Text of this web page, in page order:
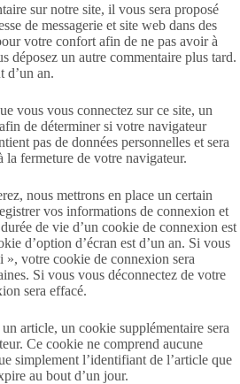
sur notre site, il vous sera proposé
de messagerie et site web dans des
votre confort afin de ne pas avoir à
déposez un autre commentaire plus tard.
d’un an.
vous vous connectez sur ce site, un
de déterminer si votre navigateur
pas de données personnelles et sera
la fermeture de votre navigateur.
nous mettrons en place un certain
vos informations de connexion et
de vie d’un cookie de connexion est
d’option d’écran est d’un an. Si vous
», votre cookie de connexion sera
Si vous vous déconnectez de votre
sera effacé.
article, un cookie supplémentaire sera
Ce cookie ne comprend aucune
simplement l’identifiant de l’article que
au bout d’un jour.